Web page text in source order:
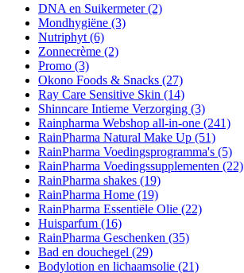
DNA en Suikermeter(2)
Mondhygiëne (3)
Nutriphyt (6)
Zonnecrème (2)
Promo (3)
Okono Foods & Snacks (27)
Ray Care Sensitive Skin (14)
Shinncare Intieme Verzorging (3)
Rainpharma Webshop all-in-one (241)
RainPharma Natural Make Up (51)
RainPharma Voedingsprogramma's (5)
RainPharma Voedingssupplementen (22)
RainPharma shakes (19)
RainPharma Home (19)
RainPharma Essentiële Olie (22)
Huisparfum (16)
RainPharma Geschenken (35)
Bad en douchegel (29)
Bodylotion en lichaamsolie (21)